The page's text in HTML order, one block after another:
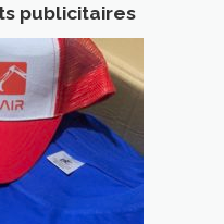
publicitaires